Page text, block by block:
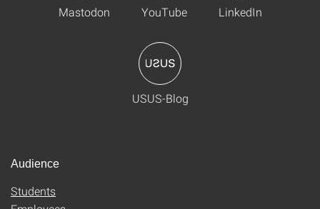
Mastodon YouTube LinkedIn
USUS-Blog
Audience
Students